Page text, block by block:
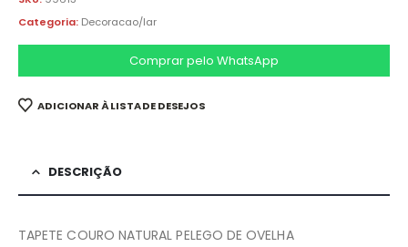
Categoria: Decoracao/lar
Comprar pelo WhatsApp
ADICIONAR À LISTA DE DESEJOS
DESCRIÇÃO
TAPETE COURO NATURAL PELEGO DE OVELHA